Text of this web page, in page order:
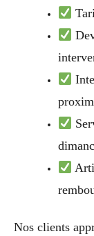
Nos clients